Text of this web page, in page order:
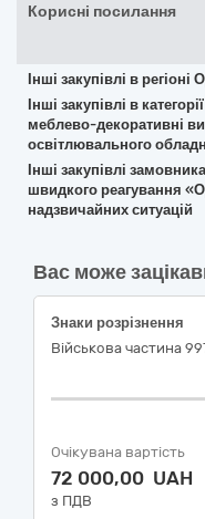
Корисні посилання
Інші закупівлі в
Інші закупівлі в
меблево-декоративні
освітлювального
Інші закупівлі
швидкого реагування
надзвичайних ситуацій
Вас може
Знаки розрізнення
Військова частина
Очікувана вартість
72 000,00 UAH
з ПДВ